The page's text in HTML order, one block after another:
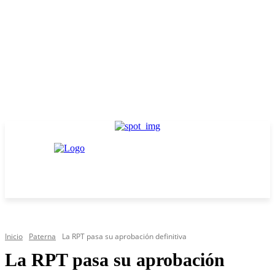
Inicio Paterna La RPT pasa su aprobación definitiva
La RPT pasa su aprobación